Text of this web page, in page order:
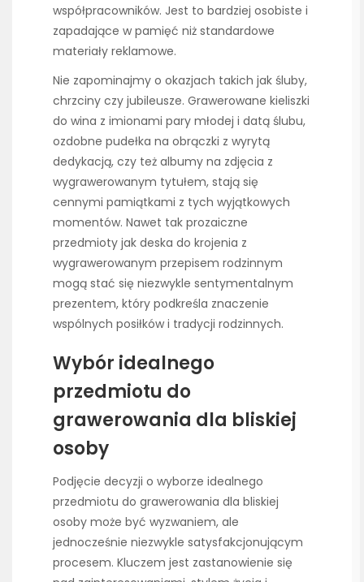
współpracowników. Jest to bardziej osobiste i
zapadające w pamięć niż standardowe
materiały reklamowe.
Nie zapominajmy o okazjach takich jak śluby,
chrzciny czy jubileusze. Grawerowane kieliszki
do wina z imionami pary młodej i datą ślubu,
ozdobne pudełka na obrączki z wyrytą
dedykacją, czy też albumy na zdjęcia z
wygrawerowanym tytułem, stają się
cennymi pamiątkami z tych wyjątkowych
momentów. Nawet tak prozaiczne
przedmioty jak deska do krojenia z
wygrawerowanym przepisem rodzinnym
mogą stać się niezwykle sentymentalnym
prezentem, który podkreśla znaczenie
wspólnych posiłków i tradycji rodzinnych.
Wybór idealnego
przedmiotu do
grawerowania dla bliskiej
osoby
Podjęcie decyzji o wyborze idealnego
przedmiotu do grawerowania dla bliskiej
osoby może być wyzwaniem, ale
jednocześnie niezwykle satysfakcjonującym
procesem. Kluczem jest zastanowienie się